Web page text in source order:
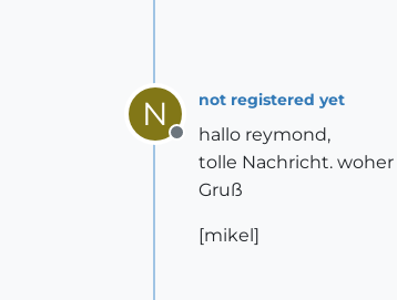
N
Offline
not registered yet
hallo reymond,
tolle Nachricht.
Gruß
[mikel]